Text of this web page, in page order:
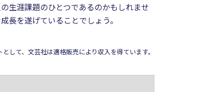
生涯課題のひとつであるのかもしれませ
長を遂げていることでしょう。
して、文芸社は適格販売により収入を得ています。